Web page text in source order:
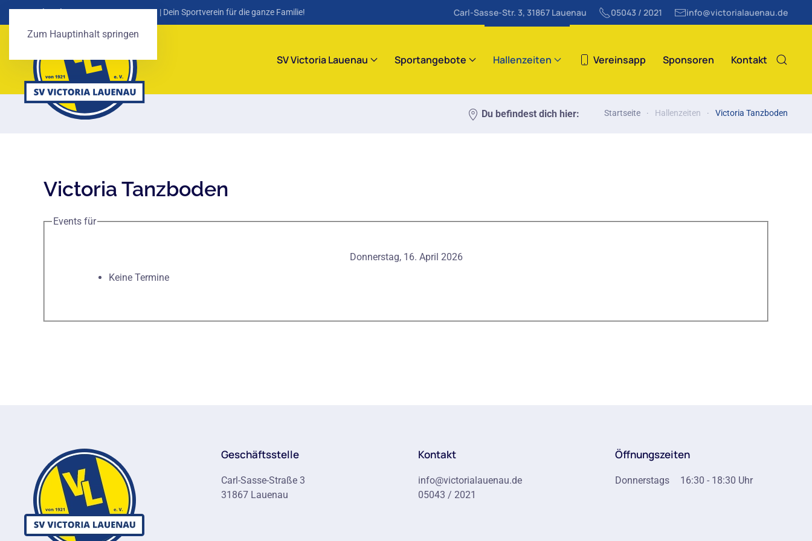
Zum Hauptinhalt springen
SV Victoria Lauenau von 1921 e. V. | Dein Sportverein für die ganze Familie! Carl-Sasse-Str. 3, 31867 Lauenau 05043 / 2021 info@victorialauenau.de
SV Victoria Lauenau Sportangebote Hallenzeiten Vereinsapp Sponsoren Kontakt
Du befindest dich hier: Startseite Hallenzeiten Victoria Tanzboden
Victoria Tanzboden
Events für
Donnerstag, 16. April 2026
Keine Termine
Geschäftsstelle
Carl-Sasse-Straße 3
31867 Lauenau
Kontakt
info@victorialauenau.de
05043 / 2021
Öffnungszeiten
Donnerstags 16:30 - 18:30 Uhr